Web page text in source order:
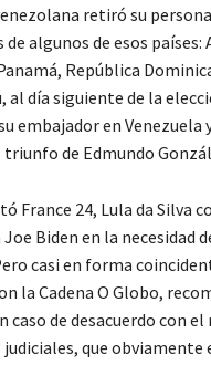
retiró su
de algunos de esos
República
al día siguiente de la
embajador en Venezuela
de Edmundo
France 24, Lula da Silva
Biden en la necesidad
casi en forma
la Cadena O Globo,
caso de desacuerdo con
que obviamente